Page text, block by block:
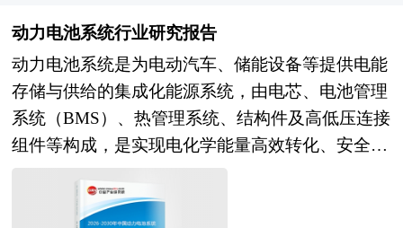
发展研究中心、国家海关总署、全国商业信息中
心、中国经济景气监测中心、中国行业研究网、全
国及海外相关报刊杂志的基础信息以及锂电材料行
业研究单位等公布和提供的大量资料。报告对我国
锂电材料行业的供需状况、发展现状、子行业发展
变化等进行了分析，重点分析了国内外锂电材料行
业的发展现状、如何面对行业的发展挑战、行业的
发展建议、行业竞争力，以及行业的投资分析和趋
业集群的主要载体。产业集群在空间上的表现形式
是相关产业和支撑机构在地理上的集中，因而，产
业集群形成和产业集群效应得到发挥的第一条件是
产业在地理上的聚集性。产业园区是政府划出一块
区域，通过优化经济发展的软环境和硬环境，制定
一系列优惠政策，吸引和鼓励大量企业进驻和发
展，这为形成产业集群和发挥产业集群效应准备了
封闭性，使得智能制造技术的跨企业迁移与标准化
推广面临较高壁垒。未来，半导体智能制造行业将
呈现三大演进趋势。技术层面，多模态大模型与半
导体物理模型的融合将推动工艺研发从"试错
法"向"AI for Science"范式转变，数字孪生技术将从
产的实时映射与闭环优化；应用层面，智能制造将
从单点效率提升向系统性价值创造跃迁，涵盖智能
农艺栽培等多个交叉领域，具有作业环境复杂多
资回报周期长等典型特征。随着高标准农田建设加
速、土地适度规模经营推进及数字乡村战略实施，
智能农机已从传统的生产工具向农业生产数据入口
与智慧农业核心载体演进，其产业价值正从单一设
备销售向"装备+服务+数据"的农业生产力解决方案
深度延伸。 当前中国智能农机产业正处于从"机械
动力电池系统行业研究报告
动力电池系统是为电动汽车、储能设备等提供电能
存储与供给的集成化能源系统，由电芯、电池管理
系统（BMS）、热管理系统、结构件及高低压连接
组件等构成，是实现电化学能量高效转化、安全管
电池系统行业，涵盖磷酸铁锂电池、三元锂电池、